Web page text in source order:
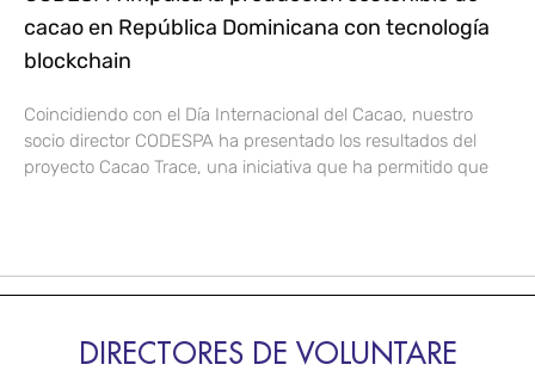
cacao en República Dominicana con tecnología
blockchain
Coincidiendo con el Día Internacional del Cacao, nuestro
socio director CODESPA ha presentado los resultados del
proyecto Cacao Trace, una iniciativa que ha permitido que
DIRECTORES DE VOLUNTARE